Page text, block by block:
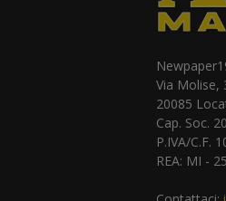
Via Molise,
20085
Cap. Soc.
P.IVA/C.F.
REA: MI -